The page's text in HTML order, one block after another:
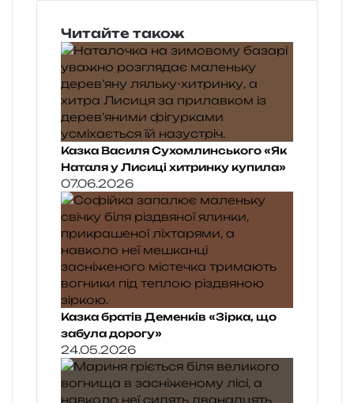
Читайте також
Казка Василя Сухомлинського «Як
Наталя у Лисиці хитринку купила»
07.06.2026
Казка братів Деменків «Зірка, що
забула дорогу»
24.05.2026